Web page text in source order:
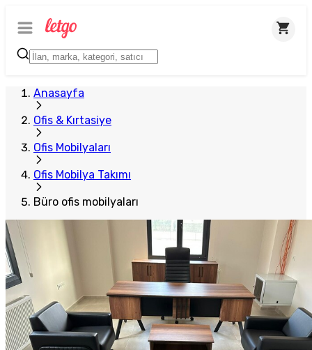
Anasayfa
Ofis & Kırtasiye
Ofis Mobilyaları
Ofis Mobilya Takımı
Büro ofis mobilyaları